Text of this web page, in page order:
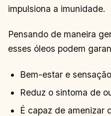
impulsiona a imunidade.
Pensando de maneira
esses óleos podem
Bem-estar e
Reduz o sintoma de
É capaz de amenizar